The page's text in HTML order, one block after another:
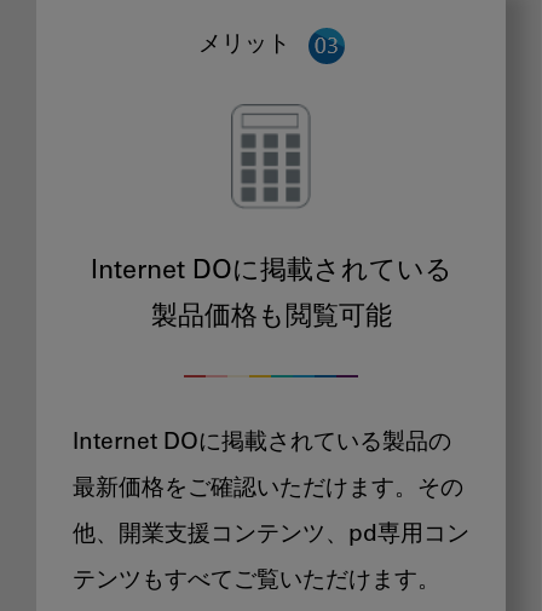
メリット
Internet DOに掲載されている
製品価格も閲覧可能
Internet DOに掲載されている製品の
最新価格をご確認いただけます。その
他、開業支援コンテンツ、pd専用コン
テンツもすべてご覧いただけます。